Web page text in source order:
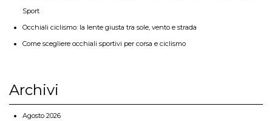
Sport
Occhiali ciclismo: la lente giusta tra sole, vento e strada
Come scegliere occhiali sportivi per corsa e ciclismo
Archivi
Agosto 2026